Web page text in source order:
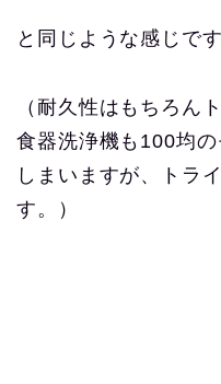
と同じような感じです
（耐久性はもちろん
食器洗浄機も100均
しまいますが、トラ
す。）